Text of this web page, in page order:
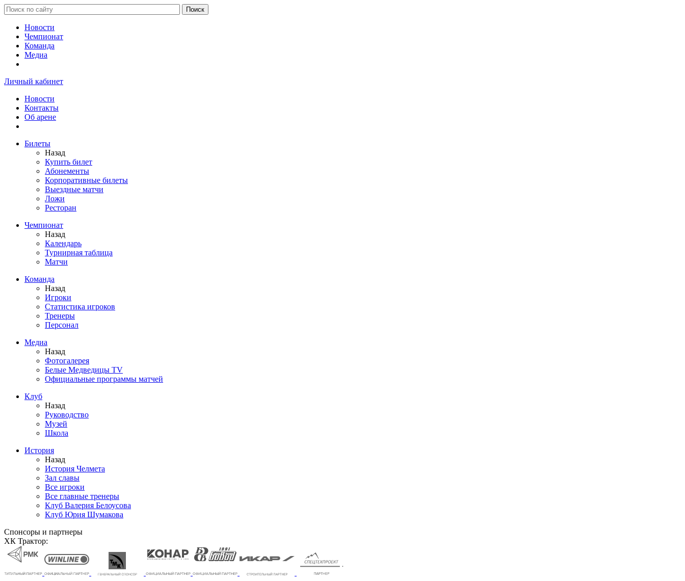
Новости
Чемпионат
Команда
Медиа
Личный кабинет
Новости
Контакты
Об арене
Билеты
Назад
Купить билет
Абонементы
Корпоративные билеты
Выездные матчи
Ложи
Ресторан
Чемпионат
Назад
Календарь
Турнирная таблица
Матчи
Команда
Назад
Игроки
Статистика игроков
Тренеры
Персонал
Медиа
Назад
Фотогалерея
Белые Медведицы TV
Официальные программы матчей
Клуб
Назад
Руководство
Музей
Школа
История
Назад
История Челмета
Зал славы
Все игроки
Все главные тренеры
Клуб Валерия Белоусова
Клуб Юрия Шумакова
Спонсоры и партнеры
ХК Трактор: